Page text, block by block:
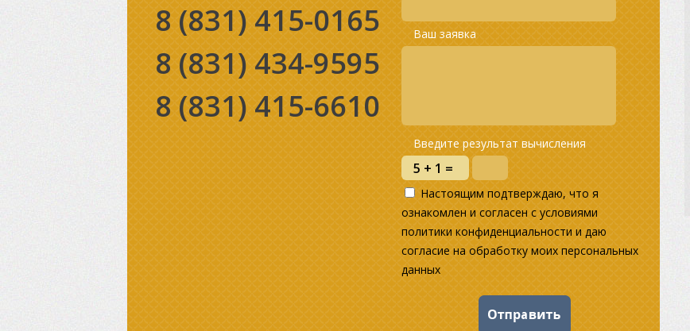
8 (831) 415-0165
8 (831) 434-9595
8 (831) 415-6610
Ваш заявка
Введите результат вычисления
Настоящим подтверждаю, что я
ознакомлен и согласен с условиями
политики конфиденциальности и даю
согласие на обработку моих персональных
данных